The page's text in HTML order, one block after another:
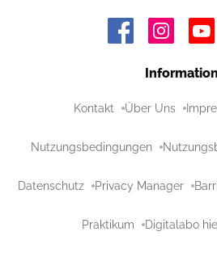
Information
Kontakt Über Uns
Nutzungsbedingungen
Datenschutz Privacy Manager
Praktikum Digitalabo